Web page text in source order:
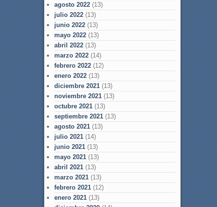
agosto 2022(13)
julio 2022(13)
junio 2022(13)
mayo 2022(13)
abril 2022(13)
marzo 2022(14)
febrero 2022(12)
enero 2022(13)
diciembre 2021(13)
noviembre 2021(13)
octubre 2021(13)
septiembre 2021(13)
agosto 2021(13)
julio 2021(14)
junio 2021(13)
mayo 2021(13)
abril 2021(13)
marzo 2021(13)
febrero 2021(12)
enero 2021(13)